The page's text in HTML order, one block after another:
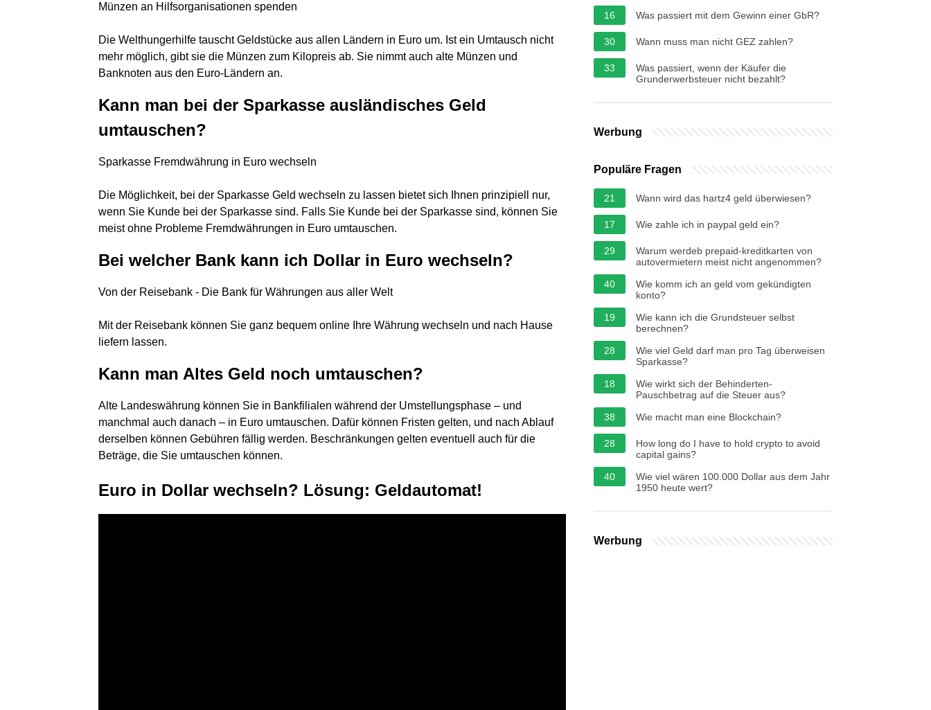
Münzen an Hilfsorganisationen spenden
Die Welthungerhilfe tauscht Geldstücke aus allen Ländern in Euro um. Ist ein Umtausch nicht
mehr möglich, gibt sie die Münzen zum Kilopreis ab. Sie nimmt auch alte Münzen und
Banknoten aus den Euro-Ländern an.
Kann man bei der Sparkasse ausländisches Geld
umtauschen?
Sparkasse Fremdwährung in Euro wechseln
Die Möglichkeit, bei der Sparkasse Geld wechseln zu lassen bietet sich Ihnen prinzipiell nur,
wenn Sie Kunde bei der Sparkasse sind. Falls Sie Kunde bei der Sparkasse sind, können Sie
meist ohne Probleme Fremdwährungen in Euro umtauschen.
Bei welcher Bank kann ich Dollar in Euro wechseln?
Von der Reisebank - Die Bank für Währungen aus aller Welt
Mit der Reisebank können Sie ganz bequem online Ihre Währung wechseln und nach Hause
liefern lassen.
Kann man Altes Geld noch umtauschen?
Alte Landeswährung können Sie in Bankfilialen während der Umstellungsphase – und
manchmal auch danach – in Euro umtauschen. Dafür können Fristen gelten, und nach Ablauf
derselben können Gebühren fällig werden. Beschränkungen gelten eventuell auch für die
Beträge, die Sie umtauschen können.
Euro in Dollar wechseln? Lösung: Geldautomat!
16
Was passiert mit dem Gewinn einer GbR?
30 Wann muss man nicht GEZ zahlen?
33
Was passiert, wenn der Käufer die
Grunderwerbsteuer nicht bezahlt?
Werbung
Populäre Fragen
21 Wann wird das hartz4 geld überwiesen?
17 Wie zahle ich in paypal geld ein?
29
Warum werdeb prepaid-kreditkarten von
autovermietern meist nicht angenommen?
40
Wie komm ich an geld vom gekündigten
konto?
19
Wie kann ich die Grundsteuer selbst
berechnen?
28
Wie viel Geld darf man pro Tag überweisen
Sparkasse?
18
Wie wirkt sich der Behinderten-
Pauschbetrag auf die Steuer aus?
38
Wie macht man eine Blockchain?
28
How long do I have to hold crypto to avoid
capital gains?
40
Wie viel wären 100.000 Dollar aus dem Jahr
1950 heute wert?
Werbung